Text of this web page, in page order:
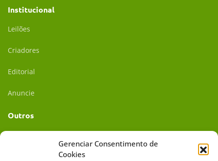
Gerenciar Consentimento de
Cookies
Institucional
Leilões
Criadores
Editorial
Anuncie
Outros